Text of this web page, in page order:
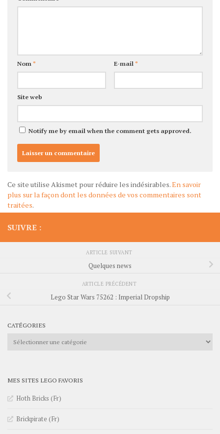
Nom* E-mail*
Site web
Notify me by email when the comment gets approved.
Ce site utilise Akismet pour réduire les indésirables.En savoir
plus sur la façon dont les données de vos commentaires sont
traitées.
SUIVRE :
ARTICLE SUIVANT
Quelques news
ARTICLE PRÉCÉDENT
Lego Star Wars 75262 : Imperial Dropship
CATÉGORIES
Catégories
MES SITES LEGO FAVORIS
Hoth Bricks (Fr)
Brickpirate (Fr)